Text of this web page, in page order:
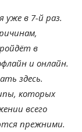
уже в 7-й раз.
в
и онлайн.
здесь.
которых
всего
прежними.